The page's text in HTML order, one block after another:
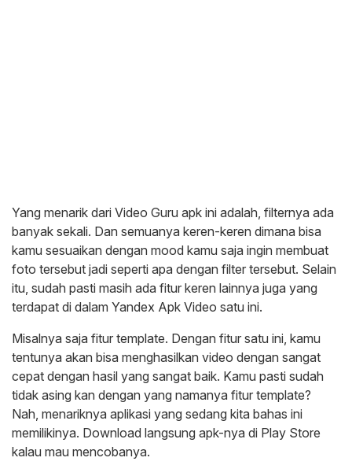
Yang menarik dari Video Guru apk ini adalah, filternya ada
banyak sekali. Dan semuanya keren-keren dimana bisa
kamu sesuaikan dengan mood kamu saja ingin membuat
foto tersebut jadi seperti apa dengan filter tersebut. Selain
itu, sudah pasti masih ada fitur keren lainnya juga yang
terdapat di dalam Yandex Apk Video satu ini.
Misalnya saja fitur template. Dengan fitur satu ini, kamu
tentunya akan bisa menghasilkan video dengan sangat
cepat dengan hasil yang sangat baik. Kamu pasti sudah
tidak asing kan dengan yang namanya fitur template?
Nah, menariknya aplikasi yang sedang kita bahas ini
memilikinya. Download langsung apk-nya di Play Store
kalau mau mencobanya.